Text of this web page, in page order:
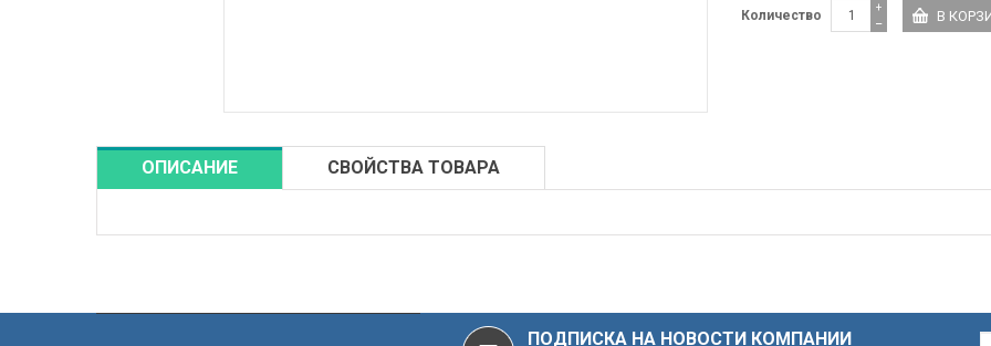
Количество −
+
ОПИСАНИЕ СВОЙСТВА ТОВАРА
ПОДПИСКА НА НОВОСТИ КОМПАНИИ